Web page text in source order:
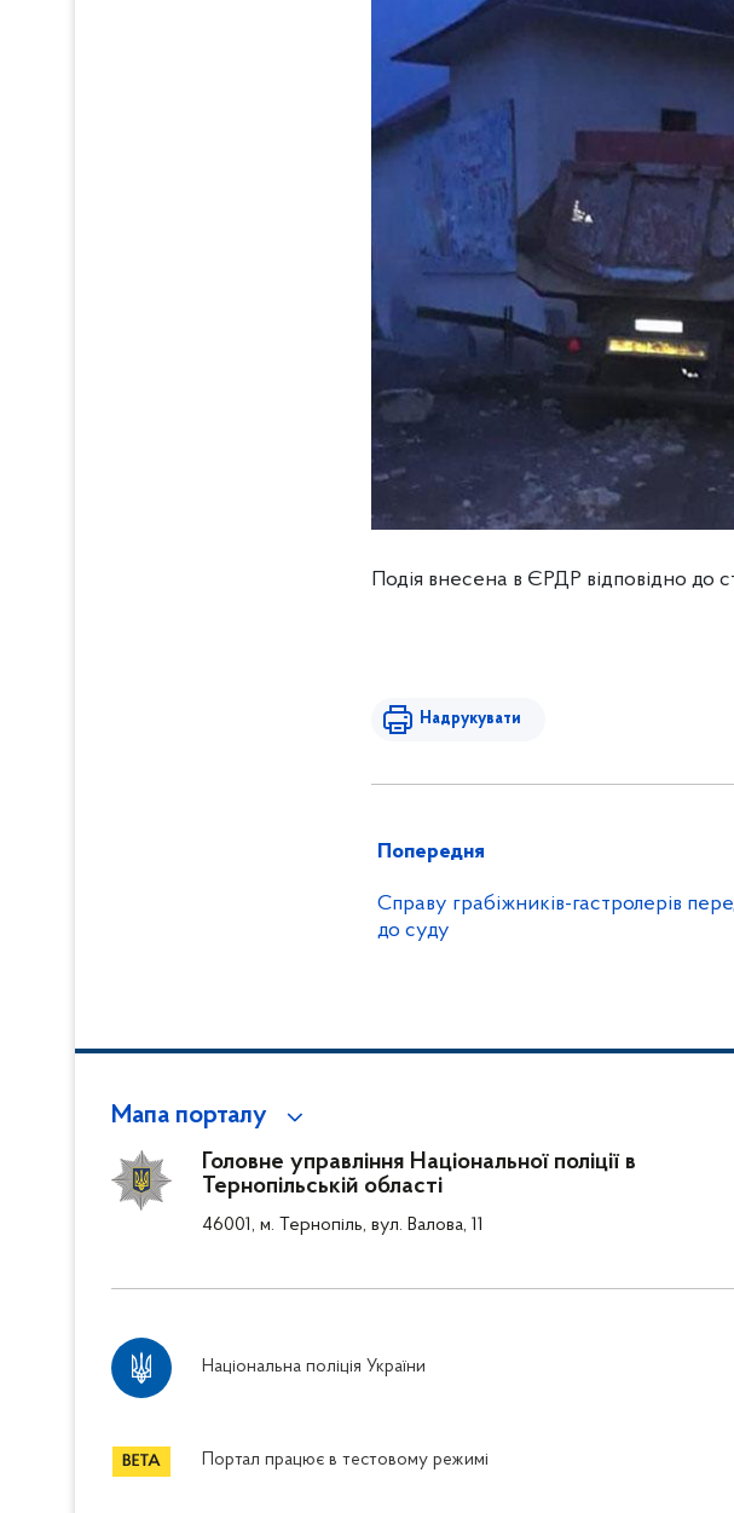
Подія внесена в ЄРДР відповідно до
Надрукувати
Попередня
Справу грабіжників-гастролерів
до суду
Мапа порталу
Головне управління Національної поліції в
Тернопільській області
46001, м. Тернопіль, вул. Валова, 11
Національна поліція України
Портал працює в тестовому режимі